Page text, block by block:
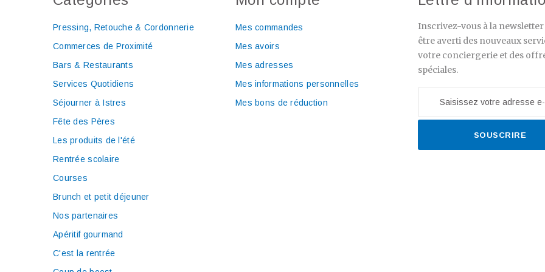
Pressing, Retouche & Cordonnerie
Commerces de Proximité
Bars & Restaurants
Services Quotidiens
Séjourner à Istres
Fête des Pères
Les produits de l'été
Rentrée scolaire
Courses
Brunch et petit déjeuner
Nos partenaires
Apéritif gourmand
C'est la rentrée
Mes commandes
Mes avoirs
Mes adresses
Mes informations personnelles
Mes bons de réduction
Inscrivez-vous à la
être averti des nouveaux
votre conciergerie et des
spéciales.
SOUSCRIRE